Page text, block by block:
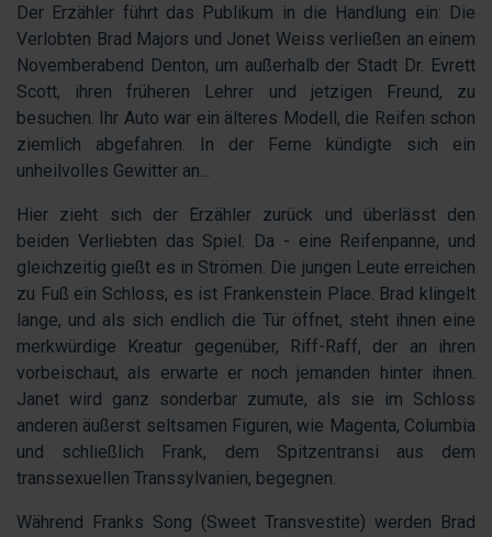
Der Erzähler führt das Publikum in die Handlung ein: Die
Verlobten Brad Majors und Jonet Weiss verließen an einem
Novemberabend Denton, um außerhalb der Stadt Dr. Evrett
Scott, ihren früheren Lehrer und jetzigen Freund, zu
besuchen. Ihr Auto war ein älteres Modell, die Reifen schon
ziemlich abgefahren. In der Ferne kündigte sich ein
unheilvolles Gewitter an...
Hier zieht sich der Erzähler zurück und überlässt den
beiden Verliebten das Spiel. Da - eine Reifenpanne, und
gleichzeitig gießt es in Strömen. Die jungen Leute erreichen
zu Fuß ein Schloss, es ist Frankenstein Place. Brad klingelt
lange, und als sich endlich die Tür öffnet, steht ihnen eine
merkwürdige Kreatur gegenüber, Riff-Raff, der an ihren
vorbeischaut, als erwarte er noch jemanden hinter ihnen.
Janet wird ganz sonderbar zumute, als sie im Schloss
anderen äußerst seltsamen Figuren, wie Magenta, Columbia
und schließlich Frank, dem Spitzentransi aus dem
transsexuellen Transsylvanien, begegnen.
Während Franks Song (Sweet Transvestite) werden Brad